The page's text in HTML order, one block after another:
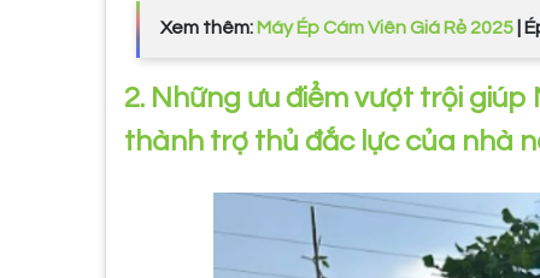
Xem thêm: Máy Ép Cám Viên Giá Rẻ 2025 |
2. Những ưu điểm vượt trội
thành trợ thủ đắc lực của nhà